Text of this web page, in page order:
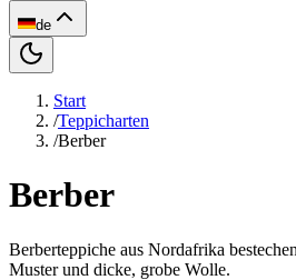
de
Start
/Teppicharten
/Berber
Berber
Berberteppiche aus Nordafrika
Muster und dicke, grobe Wolle.